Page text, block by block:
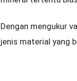
Dengan mengukur
jenis material yang